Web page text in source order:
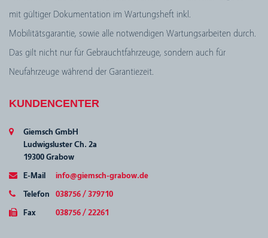
mit gültiger Dokumentation im Wartungsheft inkl.
Mobilitätsgarantie, sowie alle notwendigen Wartungsarbeiten durch.
Das gilt nicht nur für Gebrauchtfahrzeuge, sondern auch für
Neufahrzeuge während der Garantiezeit.
KUNDENCENTER
Giemsch GmbH
Ludwigsluster Ch. 2a
19300 Grabow
E-Mail
info@giemsch-grabow.de
Telefon
038756 / 379710
Fax
038756 / 22261